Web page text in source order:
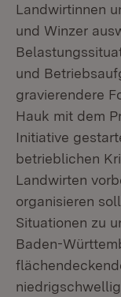
Landwirtinnen
und Winzer
und
gravierendere
Hauk mit dem
Initiative
betrieblichen
Landwirten
organisieren
Situationen zu
Baden-